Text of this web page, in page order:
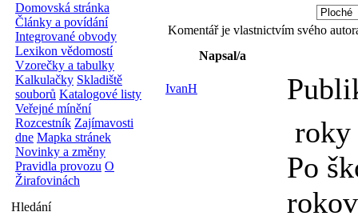
Domovská stránka
Články a povídání
Integrované obvody
Lexikon vědomostí
Vzorečky a tabulky
Kalkulačky Skladiště
souborů Katalogové listy
Veřejné mínění
Rozcestník Zajímavosti
dne Mapka stránek
Novinky a změny
Pravidla provozu O
Žirafovinách
Hledání
Komentář je vlastnictvím svého
Napsal/a
IvanH
roky
Po